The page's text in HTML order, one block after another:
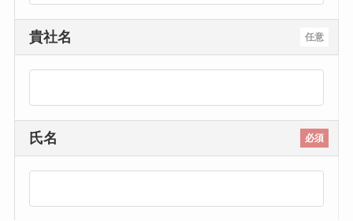
任意
貴社名
必須
氏名